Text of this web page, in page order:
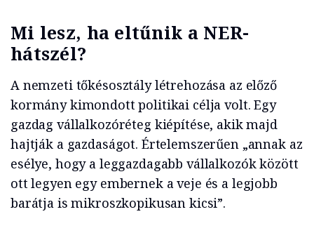
Mi lesz, ha eltűnik a NER-
hátszél?
A nemzeti tőkésosztály létrehozása az előző
kormány kimondott politikai célja volt. Egy
gazdag vállalkozóréteg kiépítése, akik majd
hajtják a gazdaságot. Értelemszerűen „annak az
esélye, hogy a leggazdagabb vállalkozók között
ott legyen egy embernek a veje és a legjobb
barátja is mikroszkopikusan kicsi”.